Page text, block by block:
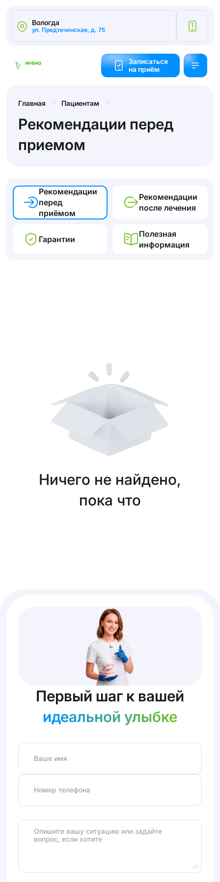
Вологда
ул. Предтеченская, д. 75
1
Записаться
на приём
Главная Пациентам
Рекомендации перед
приемом
Рекомендации
перед
приёмом
Рекомендации
после лечения
Гарантии
Полезная
информация
Ничего не найдено,
пока что
Первый шаг к вашей
идеальной улыбке
Ваше имя
Номер телефона
Опишите вашу ситуацию или задайте
вопрос, если хотите
cтоимости